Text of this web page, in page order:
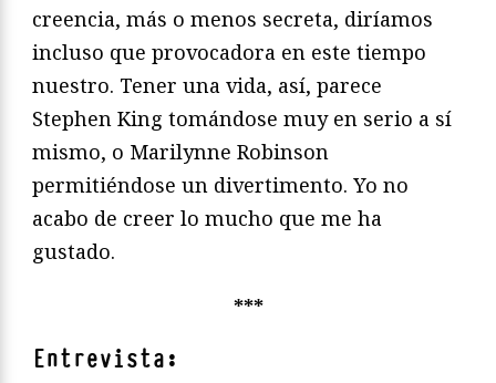
creencia, más o menos secreta, diríamos
incluso que provocadora en este tiempo
nuestro. Tener una vida, así, parece
Stephen King tomándose muy en serio a sí
mismo, o Marilynne Robinson
permitiéndose un divertimento. Yo no
acabo de creer lo mucho que me ha
gustado.
***
Entrevista: